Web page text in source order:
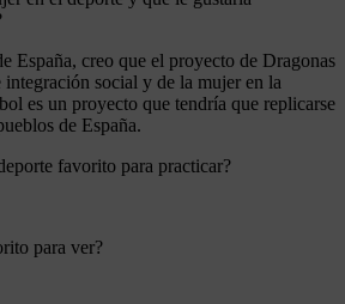
España, creo que el proyecto de Dragonas
social y de la mujer en la
es un proyecto que tendría que replicarse
de España.
favorito para practicar?
para ver?